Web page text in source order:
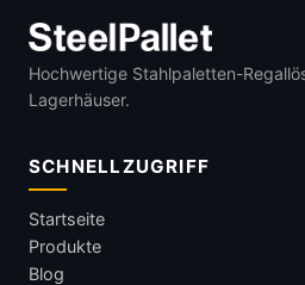
Hochwertige Stahlpaletten-
Lagerhäuser.
SCHNELLZUGRIFF
Startseite
Produkte
Blog